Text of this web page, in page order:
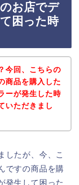
お店でデ
困った時
今回、こちらの
商品を購入した
ーが発生した時
いただきまし
したが、今、こ
ですの商品を購
発生して困った